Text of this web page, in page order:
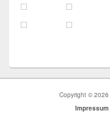
Copyright © 2026
Impressum